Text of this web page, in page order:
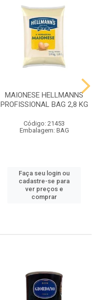
MAIONESE HELLMANNS
PROFISSIONAL BAG 2,8 KG
Código: 21453
Embalagem: BAG
Faça seu login ou
cadastre-se para
ver preços e
comprar